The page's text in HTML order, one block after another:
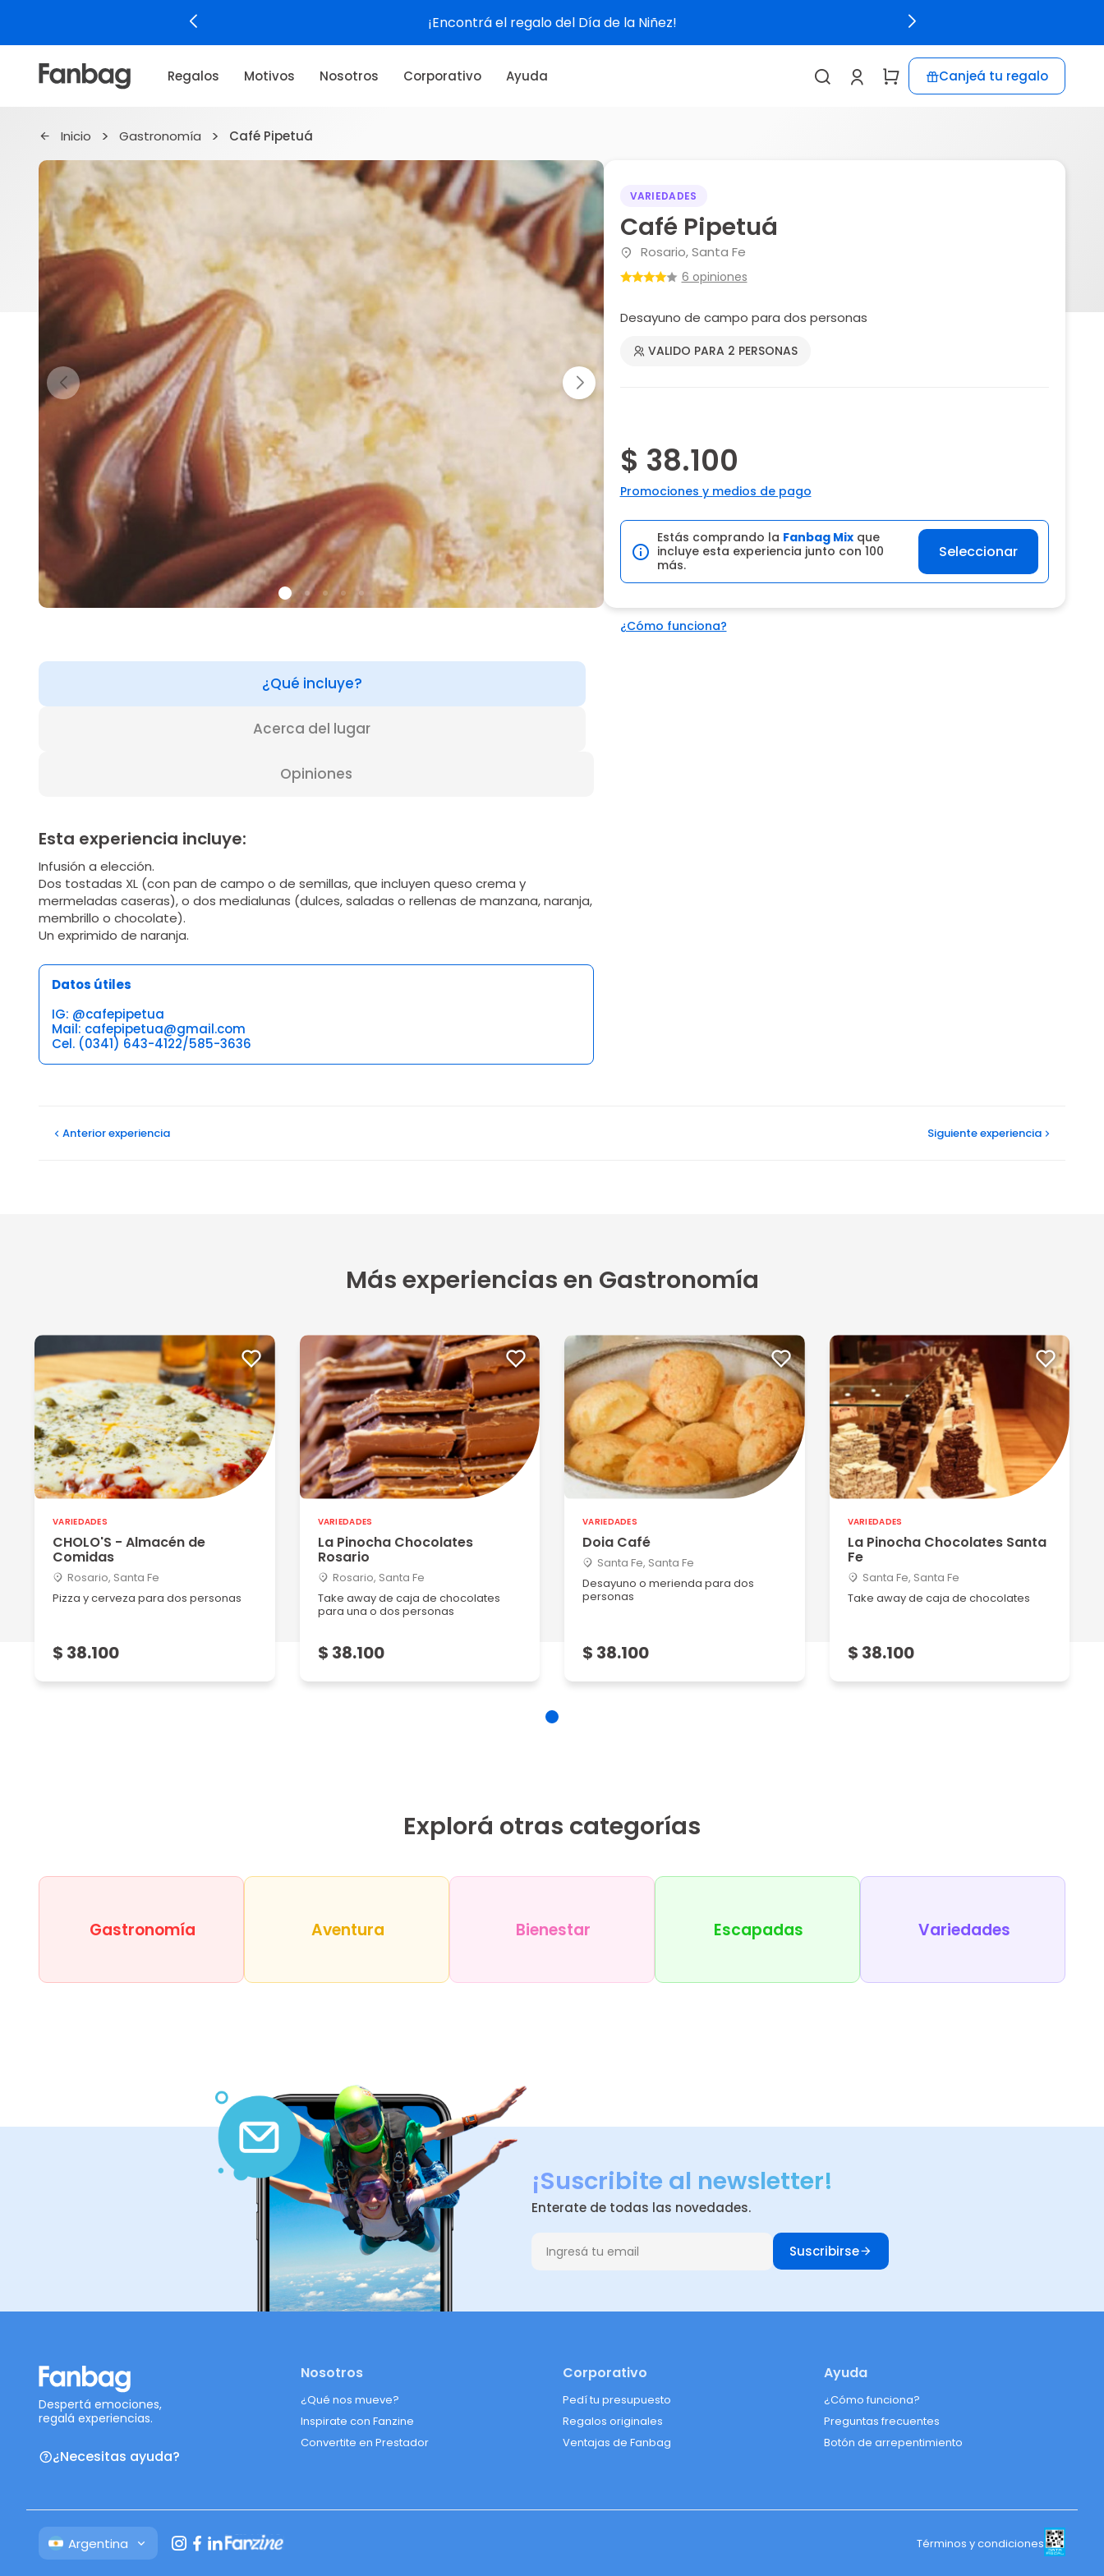
¡Encontrá el regalo del Día de la Niñez!
Regalos Motivos Nosotros Corporativo Ayuda Canjeá tu regalo
Inicio Gastronomía Café Pipetuá
VARIEDADES
Café Pipetuá
Rosario, Santa Fe
6 opiniones
Desayuno de campo para dos personas
VALIDO PARA 2 PERSONAS
$ 38.100
Promociones y medios de pago
Estás comprando la Fanbag Mixque
incluye esta experiencia junto con 100
más.
Seleccionar
¿Cómo funciona?
¿Qué incluye?
Acerca del lugar
Opiniones
Esta experiencia incluye:
Infusión a elección.
Dos tostadas XL (con pan de campo o de semillas, que incluyen queso crema y
mermeladas caseras), o dos medialunas (dulces, saladas o rellenas de manzana, naranja,
membrillo o chocolate).
Un exprimido de naranja.
Datos útiles
IG: @cafepipetua
Mail: cafepipetua@gmail.com
Cel. (0341) 643-4122/585-3636
Luciana R
02/10/2023
5
Muy amables y las porciones abundantes y sabroso.
Mario R
30/08/2023
5
Las tostadas enormes ...con una riquísima mermelada ... Medi...
Ver más
Francisco P
25/12/2022
5
Fuimos por un desayuno para dos y estuvo muy bueno. Las chic...
Juan carlos G
06/09/2022
4
Anteriorexperiencia Siguienteexperiencia
Más experiencias en Gastronomía
VARIEDADES
CHOLO'S - Almacén de
Comidas
Rosario, Santa Fe
Pizza y cerveza para dos personas
$ 38.100
VARIEDADES
La Pinocha Chocolates
Rosario
Rosario, Santa Fe
Take away de caja de chocolates
para una o dos personas
$ 38.100
VARIEDADES
Doia Café
Santa Fe, Santa Fe
Desayuno o merienda para dos
personas
$ 38.100
VARIEDADES
La Pinocha Chocolates Santa
Fe
Santa Fe, Santa Fe
Take away de caja de chocolates
$ 38.100
Explorá otras categorías
Gastronomía Aventura Bienestar Escapadas Variedades
¡Suscribite al newsletter!
Enterate de todas las novedades.
Suscribirse
Despertá emociones,
regalá experiencias.
¿Necesitas ayuda?
Nosotros
¿Qué nos mueve?
Inspirate con Fanzine
Convertite en Prestador
Corporativo
Pedí tu presupuesto
Regalos originales
Ventajas de Fanbag
Ayuda
¿Cómo funciona?
Preguntas frecuentes
Botón de arrepentimiento
Argentina Términos y condiciones